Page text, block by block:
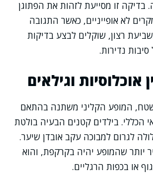
בדיקה זו מסייעת לזהות את הפתוגן
לא אופייניים, כאשר התגובה
רצון, שוקלים לבצע בדיקות
נדירות.
אוכלוסיות וגילאים
המופע הקליני משתנה בהתאם
הכללי. בילדים קטנים הבעיה בולטת
לגרום למבוכה עקב אובדן שיער.
יותר שהמופע יהיה בקרקפת, והוא
או בכפות הרגליים.